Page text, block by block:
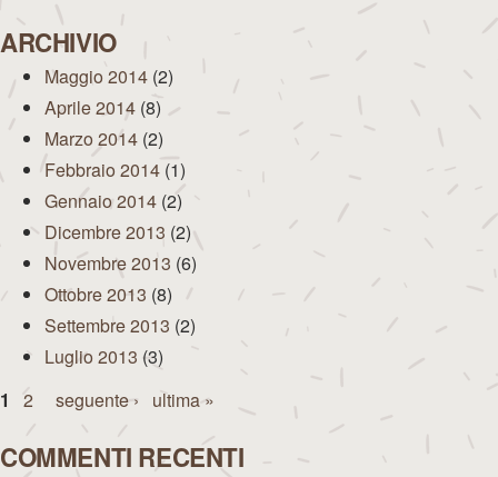
ARCHIVIO
Maggio 2014 (2)
Aprile 2014 (8)
Marzo 2014 (2)
Febbraio 2014 (1)
Gennaio 2014 (2)
Dicembre 2013 (2)
Novembre 2013 (6)
Ottobre 2013 (8)
Settembre 2013 (2)
Luglio 2013 (3)
Pagine
1 2 seguente › ultima »
COMMENTI RECENTI